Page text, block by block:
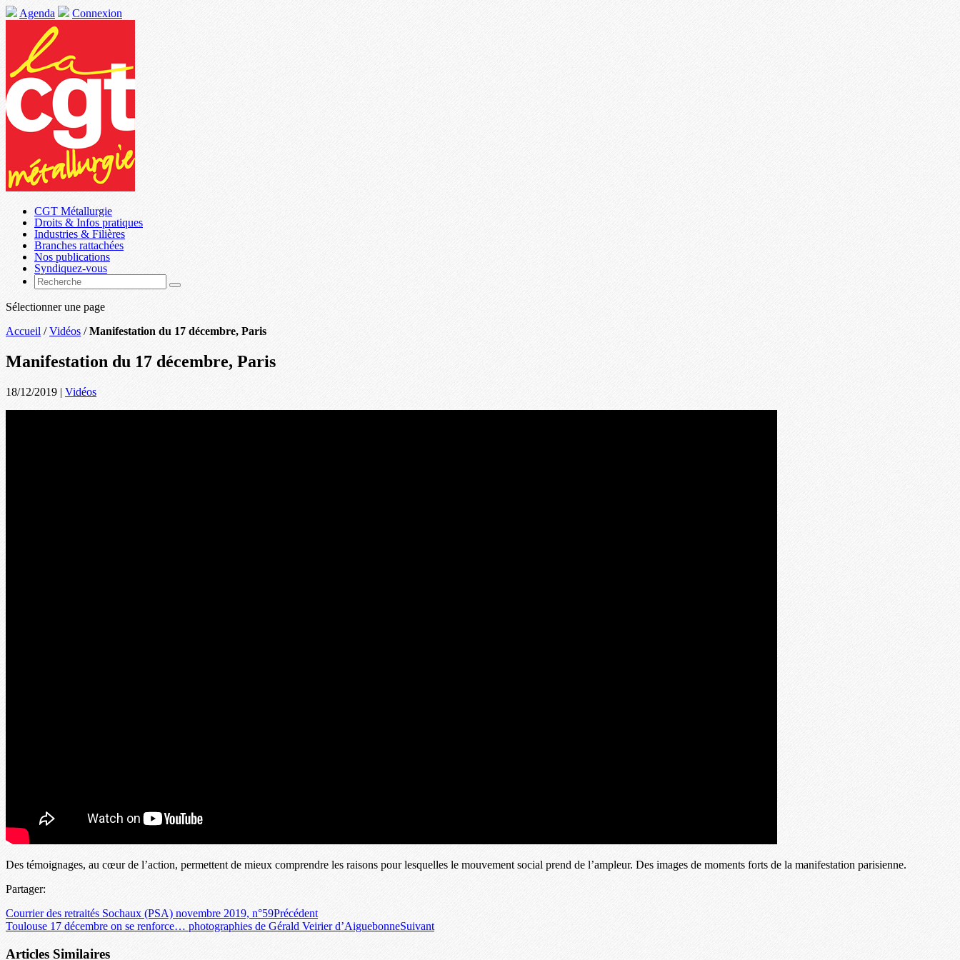
Agenda Connexion
CGT Métallurgie
Droits & Infos pratiques
Industries & Filières
Branches rattachées
Nos publications
Syndiquez-vous
Sélectionner une page
Accueil /Vidéos /Manifestation du 17 décembre, Paris
Manifestation du 17 décembre, Paris
18/12/2019 | Vidéos
Des témoignages, au cœur de l’action, permettent de mieux comprendre les raisons pour lesquelles le mouvement social prend de l’ampleur. Des images de moments forts de la manifestation parisienne.
Partager:
Courrier des retraités Sochaux (PSA) novembre 2019, n°59Précédent
Toulouse 17 décembre on se renforce… photographies de Gérald Veirier d’AiguebonneSuivant
Articles Similaires